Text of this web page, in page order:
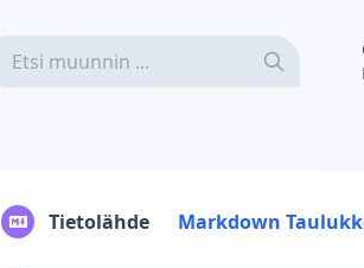
Tietolähde Markdown